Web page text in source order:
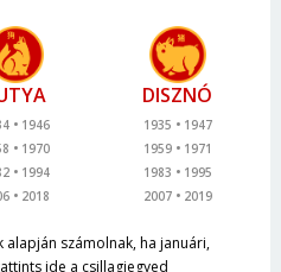
1946
1970
1994
2018
DISZNÓ
1935
1947
1959
1971
1983
1995
2007
2019
számolnak, ha januári,
ide a csillagjegyed